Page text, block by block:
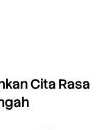
Cita Rasa